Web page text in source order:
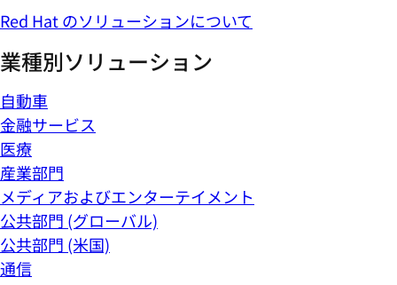
Red Hat のソリューションについて
業種別ソリューション
自動車
金融サービス
医療
産業部門
メディアおよびエンターテイメント
公共部門 (グローバル)
公共部門 (米国)
通信